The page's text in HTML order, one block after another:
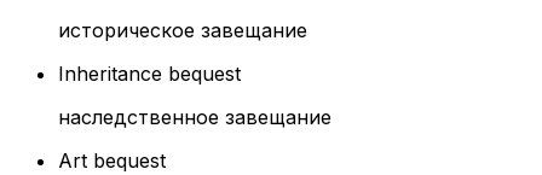
историческое завещание
Inheritance bequest
наследственное завещание
Art bequest